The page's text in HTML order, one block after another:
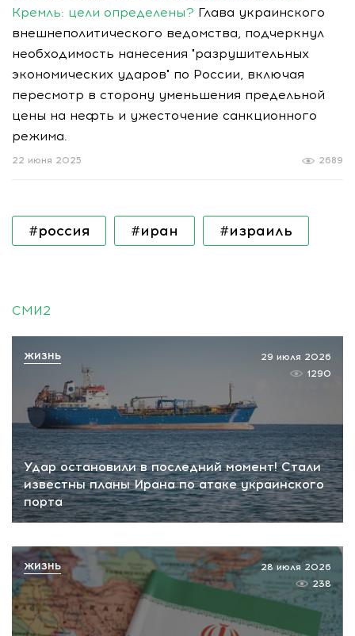
Кремль: цели определены? Глава украинского
внешнеполитического ведомства, подчеркнул
необходимость нанесения "разрушительных
экономических ударов" по России, включая
пересмотр в сторону уменьшения предельной
цены на нефть и ужесточение санкционного
режима.
2689
22 июня 2025
#россия #иран #израиль
СМИ2
Удар остановили в последний момент! Стали
известны планы Ирана по атаке украинского
порта
29 июля 2026
1290
ЖИЗНЬ
28 июля 2026
238
ЖИЗНЬ